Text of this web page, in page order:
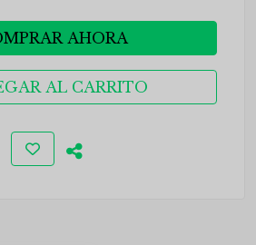
AHORA
AL CARRITO